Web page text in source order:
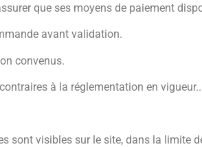
que ses moyens de paiement
avant validation.
convenus.
à la réglementation en vigueur..
sont visibles sur le site, dans la limite